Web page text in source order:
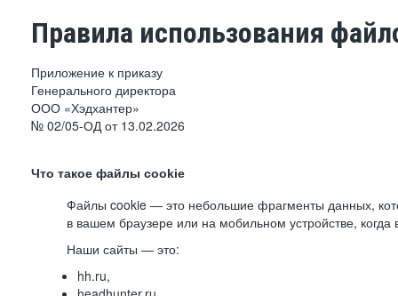
Правила использования
Приложение к приказу
Генерального директора
ООО «Хэдхантер»
№ 02/05-ОД от 13.02.2026
Что такое файлы cookie
Файлы cookie — это небольшие фрагменты данных,
в вашем браузере или на мобильном устройстве,
Наши сайты — это:
hh.ru,